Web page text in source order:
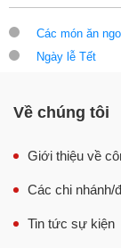
Các món ăn
Ngày lễ Tết
Về chúng tôi
Giới thiệu về
Các chi nhánh/
Tin tức sự kiện